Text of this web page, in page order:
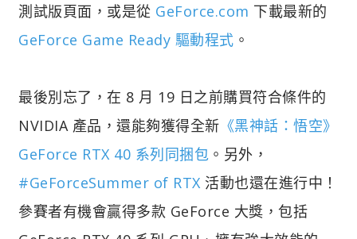
測試版頁面，或是從 GeForce.com 下載最新的
GeForce Game Ready 驅動程式 。
最後別忘了，在 8 月 19 日之前購買符合條件的
NVIDIA 產品，還能夠獲得全新 《黑神話：悟空》
GeForce RTX 40 系列同捆包 。另外，
#GeForceSummer of RTX 活動也還在進行中！
參賽者有機會贏得多款 GeForce 大獎，包括